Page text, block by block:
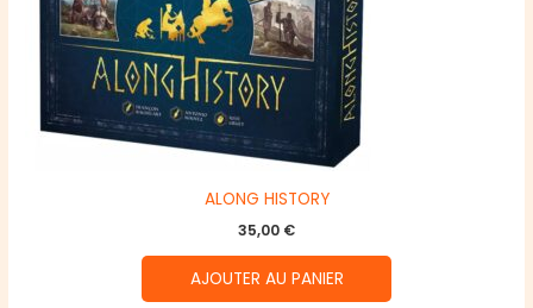
ALONG HISTORY
35,00 €
AJOUTER AU PANIER